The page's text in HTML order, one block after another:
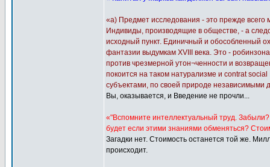
«а) Предмет исследования - это прежде всего
Индивиды, производящие в обществе, - а
исходный пункт. Единичный и обособленный
фантазии выдумкам XVIII века. Это -
против чрезмерной утон¬ченности и
покоится на таком натурализме и contrat
субъектами, по своей природе независимыми
Вы, оказывается, и Введение не прочли...
«"Вспомните интеллектуальный труд.
будет если этими знаниями обменяться?
Загадки нет. Стоимость останется той же.
происходит.